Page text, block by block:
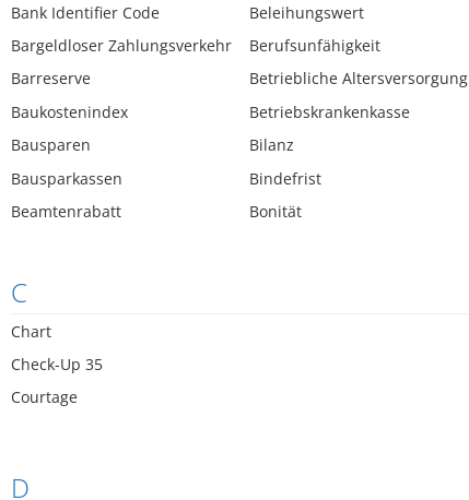
Bank Identifier Code
Bargeldloser Zahlungsverkehr
Barreserve
Baukostenindex
Bausparen
Bausparkassen
Beamtenrabatt
Beleihungswert
Berufsunfähigkeit
Betriebliche Altersversorgung
Betriebskrankenkasse
Bilanz
Bindefrist
Bonität
C
Chart
Check-Up 35
Courtage
D